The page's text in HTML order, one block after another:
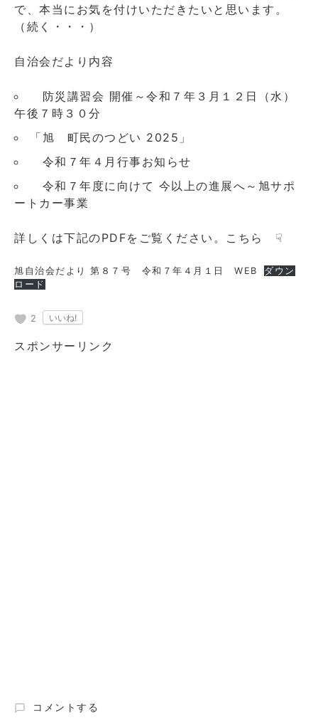
で、本当にお気を付けいただきたいと思います。
（続く・・・）
自治会だより内容
防災講習会 開催～令和７年３月１２日（水）
午後７時３０分
「旭 町民のつどい 2025」
令和７年４月行事お知らせ
令和７年度に向けて 今以上の進展へ～旭サポ
ートカー事業
詳しくは下記のPDFをご覧ください。こちら ☟
旭自治会だより 第８７号 令和７年４月１日 WEB
ダウン
ロード
2
スポンサーリンク
旭
コメントする